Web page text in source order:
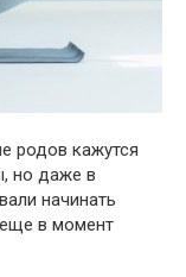
родов кажутся
но даже в
начинать
еще в момент